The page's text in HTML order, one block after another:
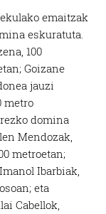
emaitzak
eskuratuta.
100
Goizane
jauzi
metro
domina
Mendozak,
metroetan;
Ibarbiak,
eta
Cabellok,